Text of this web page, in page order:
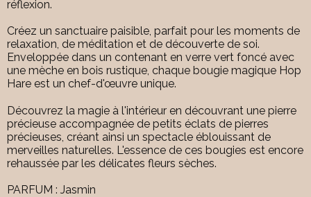
réflexion.
Créez un sanctuaire paisible, parfait pour les moments de
relaxation, de méditation et de découverte de soi.
Enveloppée dans un contenant en verre vert foncé avec
une mèche en bois rustique, chaque bougie magique Hop
Hare est un chef-d'œuvre unique.
Découvrez la magie à l'intérieur en découvrant une pierre
précieuse accompagnée de petits éclats de pierres
précieuses, créant ainsi un spectacle éblouissant de
merveilles naturelles. L'essence de ces bougies est encore
rehaussée par les délicates fleurs sèches.
PARFUM : Jasmin